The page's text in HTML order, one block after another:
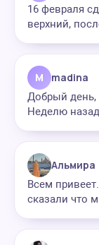
16 февраля
верхний,
M madina
Добрый день,
Неделю
Альмира
Всем
сказали что